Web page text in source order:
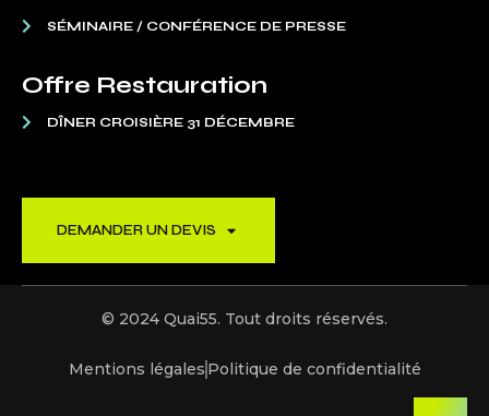
SÉMINAIRE / CONFÉRENCE DE PRESSE
Offre Restauration
DÎNER CROISIÈRE 31 DÉCEMBRE
DEMANDER UN DEVIS
© 2024 Quai55. Tout droits réservés.
Mentions légales Politique de confidentialité